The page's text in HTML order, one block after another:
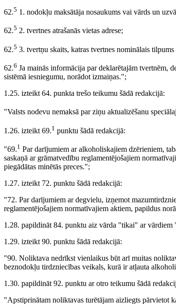
62.5 1. nodokļu maksātāja nosaukums vai vārds un
62.5 2. tvertnes atrašanās vietas adrese;
62.5 3. tvertņu skaits, katras tvertnes nominālais
62.6 Ja mainās informācija par deklarētajām tvertnēm,
sistēmā iesniegumu, norādot izmaiņas.";
1.25. izteikt 64. punkta trešo teikumu šādā redakcijā:
"Valsts nodevu nemaksā par ziņu aktualizēšanu
1.26. izteikt 69.1 punktu šādā redakcijā:
"69.1 Par darījumiem ar alkoholiskajiem dzērieniem,
saskaņā ar grāmatvedību reglamentējošajiem
piegādātas minētās preces.";
1.27. izteikt 72. punktu šādā redakcijā:
"72. Par darījumiem ar degvielu, izņemot
reglamentējošajiem normatīvajiem aktiem, papildus
1.28. papildināt 84. punktu aiz vārda "tikai" ar vārdiem
1.29. izteikt 90. punktu šādā redakcijā:
"90. Noliktava nedrīkst vienlaikus būt arī muitas
beznodokļu tirdzniecības veikals, kurā ir atļauta
1.30. papildināt 92. punktu ar otro teikumu šādā
"Apstiprinātam noliktavas turētājam aizliegts pārvietot